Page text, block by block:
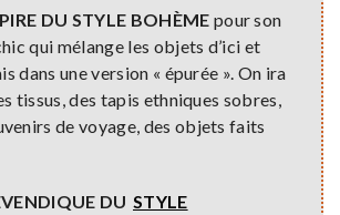
DU STYLE BOHÈME pour son
qui mélange les objets d’ici et
dans une version « épurée ». On ira
tissus, des tapis ethniques sobres,
de voyage, des objets faits
DU STYLE